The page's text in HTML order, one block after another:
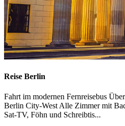
Reise Berlin
Fahrt im modernen Fernreisebus
Berlin City-West Alle Zimmer mit
Sat-TV, Föhn und Schreibtis...